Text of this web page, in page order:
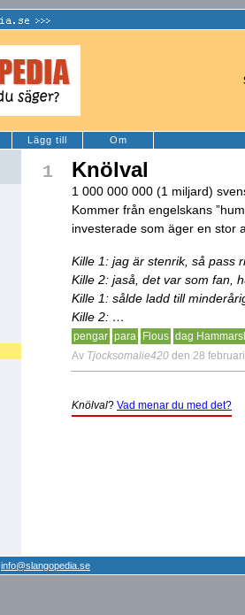
Lägg till Om
1 Knölval
1 000 000 000 (1 miljard)
Kommer från engelskans
investerade som äger en stor
Kille 1: jag är stenrik, så pass
Kille 2: jaså, det var som fan,
Kille 1: sålde ladd till
Kille 2: …
pengar para Flous dag
Av Tjocksomalie420 den 28
Knölval? Vad menar du med det?
info@slangopedia.se